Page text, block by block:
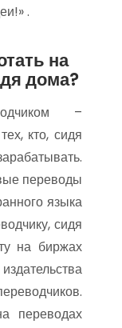
.
на
дома?
–
кто, сидя
переводы
языка
сидя
на биржах
переводах